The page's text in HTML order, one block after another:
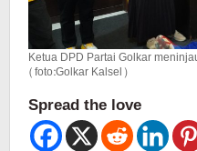
Ketua DPD Partai Golkar
(foto:Golkar Kalsel)
Spread the love